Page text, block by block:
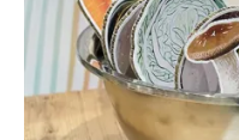
劃領域。一次求職面試
企業「生態綠」的咖啡
溫馨空間。他原本不喝咖
杯冰咖啡後，開啟了與「
闆告訴我，這杯咖啡來